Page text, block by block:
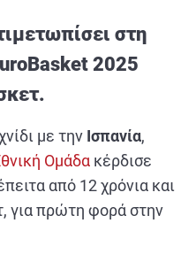
στη
2025
με την Ισπανία,
Ομάδα κέρδισε
από 12 χρόνια και
για πρώτη φορά στην